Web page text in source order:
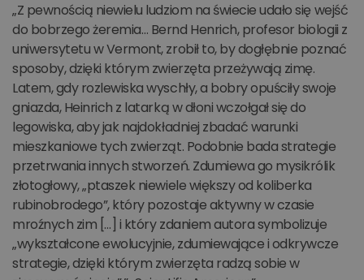
„Z pewnością niewielu ludziom na świecie udało się wejść
do bobrzego żeremia… Bernd Henrich, profesor biologii z
uniwersytetu w Vermont, zrobił to, by dogłębnie poznać
sposoby, dzięki którym zwierzęta przeżywają zimę.
Latem, gdy rozlewiska wyschły, a bobry opuściły swoje
gniazda, Heinrich z latarką w dłoni wczołgał się do
legowiska, aby jak najdokładniej zbadać warunki
mieszkaniowe tych zwierząt. Podobnie bada strategie
przetrwania innych stworzeń. Zdumiewa go mysikrólik
złotogłowy, „ptaszek niewiele większy od koliberka
rubinobrodego”, który pozostaje aktywny w czasie
mroźnych zim […] i który zdaniem autora symbolizuje
„wykształcone ewolucyjnie, zdumiewające i odkrywcze
strategie, dzięki którym zwierzęta radzą sobie w